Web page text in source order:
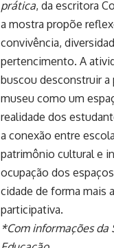
prática, da escritora
a mostra propõe
convivência,
pertencimento. A
buscou desconstruir a
museu como um
realidade dos
a conexão entre
patrimônio cultural e
ocupação dos
cidade de forma mais
participativa.
*Com informações da